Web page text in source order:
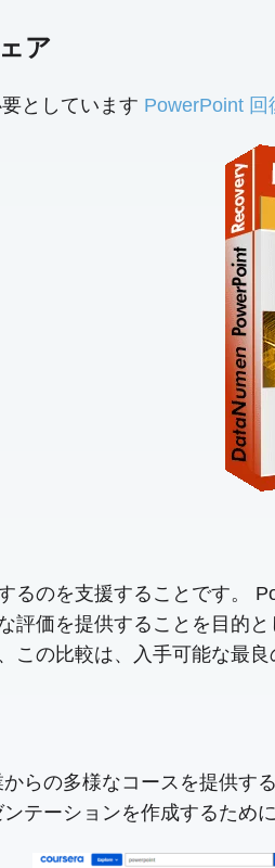
ア
としています PowerPoint 回
るのを支援することです。
評価を提供することを目的
この比較は、入手可能な最
らの多様なコースを提供
テーションを作成するため